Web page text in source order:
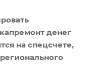
денег
на спецсчете,